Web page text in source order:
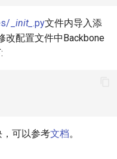
_ init_ .py文件内导入添
改配置文件中Backbone
，可以参考文档。